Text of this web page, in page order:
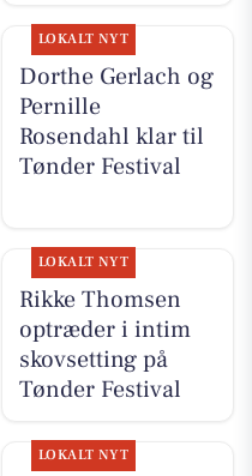
LOKALT NYT
Dorthe Gerlach og
Pernille
Rosendahl klar til
Tønder Festival
LOKALT NYT
Rikke Thomsen
optræder i intim
skovsetting på
Tønder Festival
LOKALT NYT